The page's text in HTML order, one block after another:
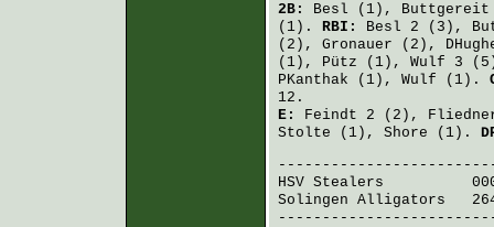
2B: Besl (1), Buttgereit
(1). RBI: Besl 2 (3),
(2), Gronauer (2),
(1), Pütz (1), Wulf 3
PKanthak (1), Wulf (1).
12.
E: Feindt 2 (2),
Stolte (1), Shore (1).
HSV Stealers
Solingen Alligators